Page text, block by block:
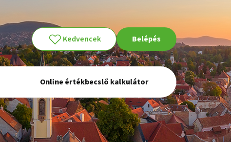
Kedvencek Belépés
Online értékbecslő kalkulátor